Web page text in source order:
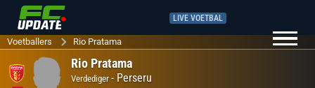
LIVE VOETBAL
Voetballers Rio Pratama
Rio Pratama
Verdediger - Perseru